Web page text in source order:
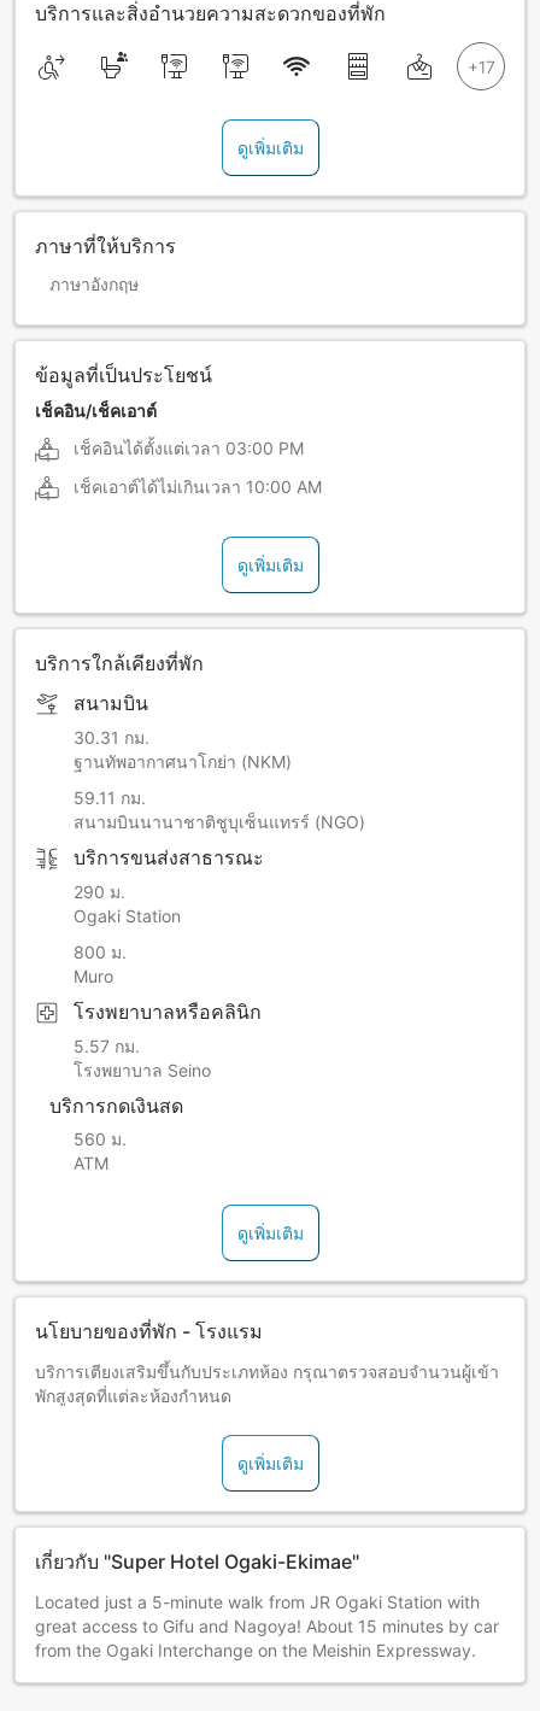
บริการและสิ่งอำนวยความสะดวกของที่พัก
ดูเพิ่มเติม
ภาษาที่ให้บริการ
ภาษาอังกฤษ
ข้อมูลที่เป็นประโยชน์
เช็คอิน/เช็คเอาต์
เช็คอินได้ตั้งแต่เวลา 03:00 PM
เช็คเอาต์ได้ไม่เกินเวลา 10:00 AM
ดูเพิ่มเติม
บริการใกล้เคียงที่พัก
สนามบิน
30.31 กม.
ฐานทัพอากาศนาโกย่า (NKM)
59.11 กม.
สนามบินนานาชาติชูบุเซ็นแทรร์ (NGO)
บริการขนส่งสาธารณะ
290 ม.
Ogaki Station
800 ม.
Muro
โรงพยาบาลหรือคลินิก
5.57 กม.
โรงพยาบาล Seino
บริการกดเงินสด
560 ม.
ATM
ดูเพิ่มเติม
นโยบายของที่พัก - โรงแรม
บริการเตียงเสริมขึ้นกับประเภทห้อง กรุณาตรวจสอบจำนวนผู้เข้า
พักสูงสุดที่แต่ละห้องกำหนด
ดูเพิ่มเติม
เกี่ยวกับ "Super Hotel Ogaki-Ekimae"
Located just a 5-minute walk from JR Ogaki Station with
great access to Gifu and Nagoya! About 15 minutes by car
from the Ogaki Interchange on the Meishin Expressway.